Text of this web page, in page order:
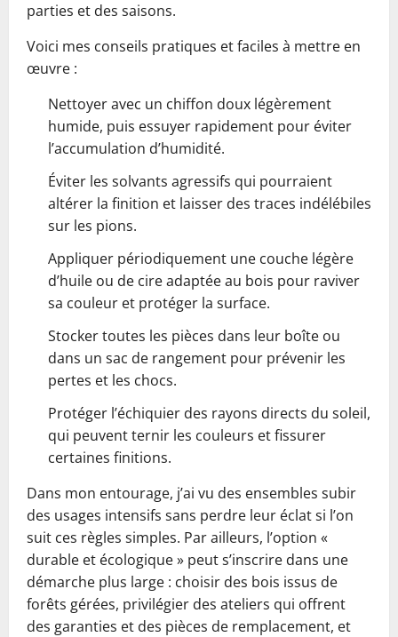
parties et des saisons.
Voici mes conseils pratiques et faciles à mettre en
œuvre :
Nettoyer avec un chiffon doux légèrement
humide, puis essuyer rapidement pour éviter
l’accumulation d’humidité.
Éviter les solvants agressifs qui pourraient
altérer la finition et laisser des traces indélébiles
sur les pions.
Appliquer périodiquement une couche légère
d’huile ou de cire adaptée au bois pour raviver
sa couleur et protéger la surface.
Stocker toutes les pièces dans leur boîte ou
dans un sac de rangement pour prévenir les
pertes et les chocs.
Protéger l’échiquier des rayons directs du soleil,
qui peuvent ternir les couleurs et fissurer
certaines finitions.
Dans mon entourage, j’ai vu des ensembles subir
des usages intensifs sans perdre leur éclat si l’on
suit ces règles simples. Par ailleurs, l’option «
durable et écologique » peut s’inscrire dans une
démarche plus large : choisir des bois issus de
forêts gérées, privilégier des ateliers qui offrent
des garanties et des pièces de remplacement, et